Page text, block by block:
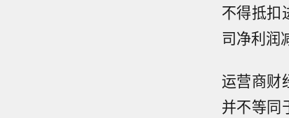
不得抵扣
司净利润
运营商财
并不等同